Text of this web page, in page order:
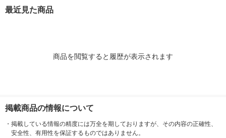
最近見た商品
商品を閲覧すると履歴が表示されます
掲載商品の情報について
・ 掲載している情報の精度には万全を期しておりますが、その内容の正確性、
安全性、有用性を保証するものではありません。